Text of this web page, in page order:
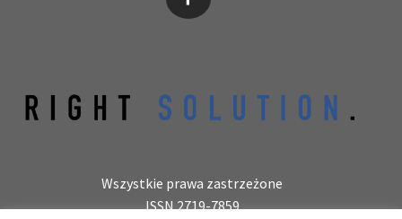
Wszystkie prawa zastrzeżone
ISSN 2719-7859